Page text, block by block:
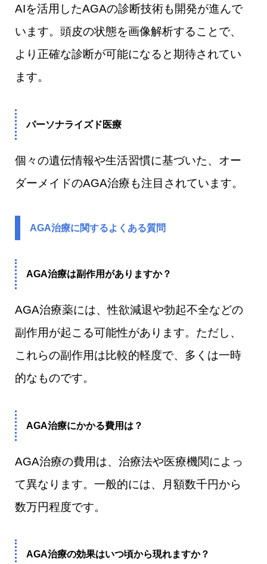
AIを活用したAGAの診断技術も開発が進んで
います。頭皮の状態を画像解析することで、
より正確な診断が可能になると期待されてい
ます。
パーソナライズド医療
個々の遺伝情報や生活習慣に基づいた、オー
ダーメイドのAGA治療も注目されています。
AGA治療に関するよくある質問
AGA治療は副作用がありますか？
AGA治療薬には、性欲減退や勃起不全などの
副作用が起こる可能性があります。ただし、
これらの副作用は比較的軽度で、多くは一時
的なものです。
AGA治療にかかる費用は？
AGA治療の費用は、治療法や医療機関によっ
て異なります。一般的には、月額数千円から
数万円程度です。
AGA治療の効果はいつ頃から現れますか？